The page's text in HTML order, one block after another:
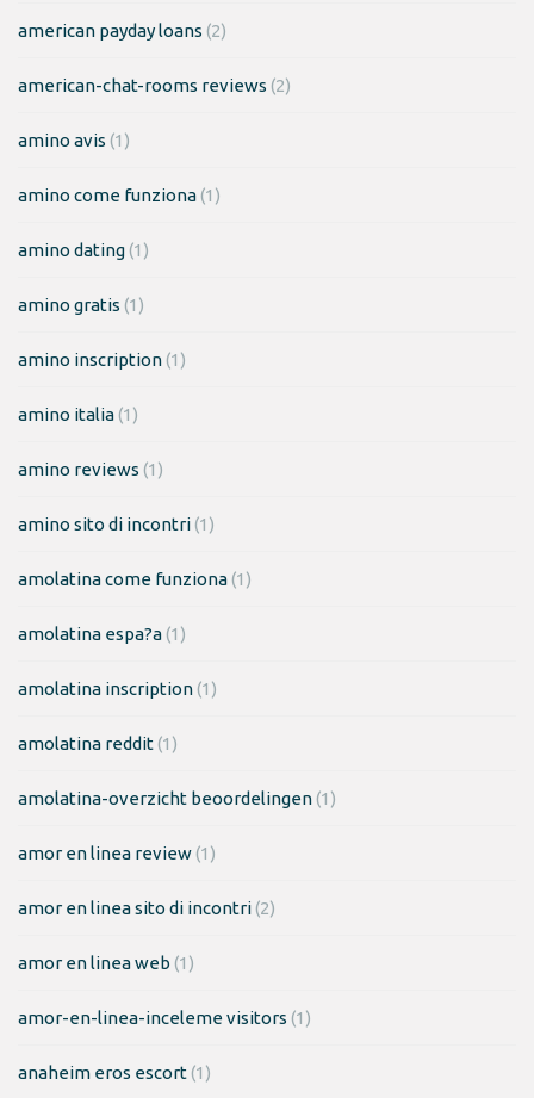
american payday loans (2)
american-chat-rooms reviews (2)
amino avis (1)
amino come funziona(1)
amino dating(1)
amino gratis (1)
amino inscription(1)
amino italia(1)
amino reviews (1)
amino sito di incontri(1)
amolatina come funziona(1)
amolatina espa?a(1)
amolatina inscription(1)
amolatina reddit(1)
amolatina-overzicht beoordelingen(1)
amor en linea review(1)
amor en linea sito di incontri(2)
amor en linea web (1)
amor-en-linea-inceleme visitors (1)
anaheim eros escort(1)